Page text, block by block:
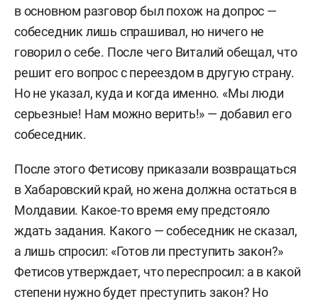
в основном разговор был похож на допрос —
собеседник лишь спрашивал, но ничего не
говорил о себе. После чего Виталий обещал, что
решит его вопрос с переездом в другую страну.
Но не указал, куда и когда именно. «Мы люди
серьезные! Нам можно верить!» — добавил его
собеседник.
После этого Фетисову приказали возвращаться
в Хабаровский край, но жена должна остаться в
Молдавии. Какое-то время ему предстояло
ждать задания. Какого — собеседник не сказал,
а лишь спросил: «Готов ли преступить закон?»
Фетисов утверждает, что переспросил: а в какой
степени нужно будет преступить закон? Но